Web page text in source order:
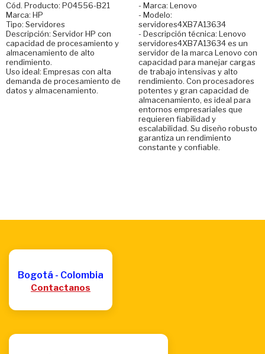
Cód. Producto: P04556-B21
Marca: HP
Tipo: Servidores
Descripción: Servidor HP con
capacidad de procesamiento y
almacenamiento de alto
rendimiento.
Uso ideal: Empresas con alta
demanda de procesamiento de
datos y almacenamiento.
- Marca: Lenovo
- Modelo:
servidores4XB7A13634
- Descripción técnica: Lenovo
servidores4XB7A13634 es un
servidor de la marca Lenovo con
capacidad para manejar cargas
de trabajo intensivas y alto
rendimiento. Con procesadores
potentes y gran capacidad de
almacenamiento, es ideal para
entornos empresariales que
requieren fiabilidad y
escalabilidad. Su diseño robusto
garantiza un rendimiento
constante y confiable.
Bogotá - Colombia
Contactanos